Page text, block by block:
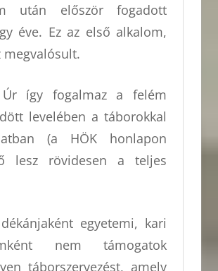
után először fogadott
éve. Ez az első alkalom,
megvalósult.
Úr így fogalmaz a felém
levelében a táborokkal
(a HÖK honlapon
lesz rövidesen a teljes
egyetemi, kari
nem támogatok
táborszervezést, amely